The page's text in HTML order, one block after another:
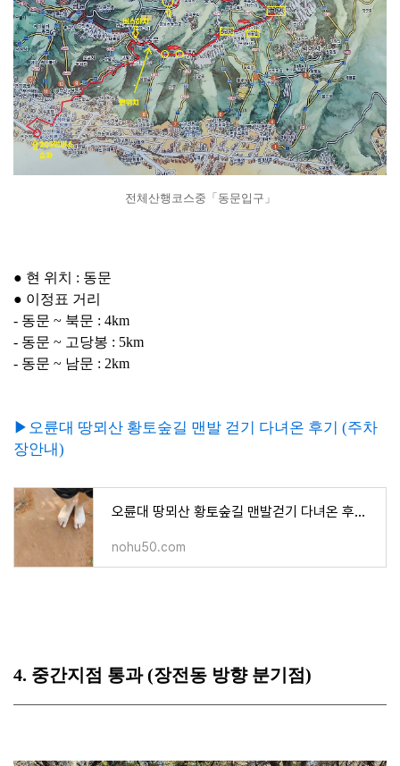
전체산행코스중「동문입구」
● 현 위치 : 동문
● 이정표 거리
- 동문 ~ 북문 : 4km
- 동문 ~ 고당봉 : 5km
- 동문 ~ 남문 : 2km
▶오륜대 땅뫼산 황토숲길 맨발 걷기 다녀온 후기 (주차
장안내)
오륜대 땅뫼산 황토숲길 맨발걷기 다녀온 후기 (주차장안내)
nohu50.com
4. 중간지점 통과 (장전동 방향 분기점)